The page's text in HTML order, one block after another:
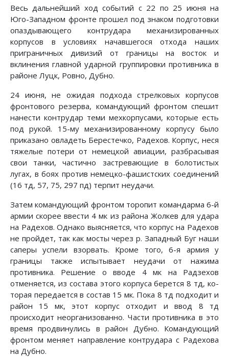
Весь дальнейший ход событий с 22 по 25 июня на
Юго-За­падном фронте прошел под знаком подготовки
опаздывающе­го контрудара механизированных
корпусов в условиях начав­шегося отхода наших
приграничных дивизий от границы на восток и
вклинения главной ударной группировки противни­ка в
районе Луцк, Ровно, Дубно.
24 июня, не ожидая подхода стрелковых корпусов
фрон­тового резерва, командующий фронтом спешит
нанести контр­удар теми мехкорпусами, которые есть
под рукой. 15-му ме­ханизированному корпусу было
приказано овладеть Берестечко, Радехов. Корпус, неся
тяжелые потери от немецкой авиа­ции, разбрасывая
свои танки, частично застревающие в боло­тистых
лугах, в боях против немецко-фашистских соединений
(16 тд, 57, 75, 297 пд) терпит неудачи.
Затем командующий фронтом торопит командарма 6-й
ар­мии скорее ввести 4 мк из района Жолкев для удара
на Ра­дехов. Однако выясняется, что корпус на Радехов
не пройдет, так как мосты через р. Западный Буг наши
саперы успели взорвать. Кроме того, 6-я армия у
границы также испытывает неудачи от нажима
противника. Решение о вводе 4 мк на Ра­дзехов
отменяется, из состава этого корпуса берется 8 тд, ко­
торая передается в состав 15 мк. Пока 8 тд подходит и
район 15 мк, этот корпус отходит и ввод 8 тд
происходит неорганизо­ванно. Части противника в это
время продвинулись в район Дубно. Командующий
фронтом меняет направление контр­удара с Радехова
на Дубно.